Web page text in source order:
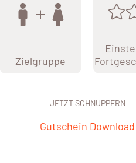
Zielgruppe
JETZT SCHNUPPERN
Gutschein Download